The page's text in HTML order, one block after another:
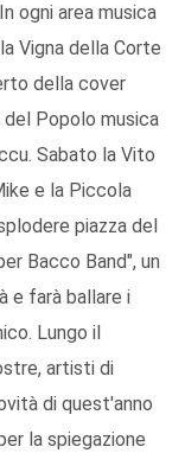
ogni area musica
Vigna della Corte
della cover
del Popolo musica
Sabato la Vito
e la Piccola
piazza del
Bacco Band", un
e farà ballare i
Lungo il
artisti di
di quest'anno
la spiegazione